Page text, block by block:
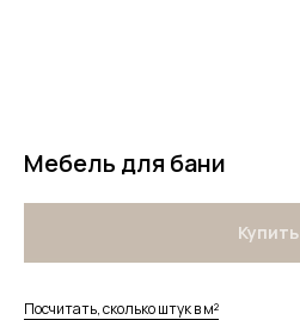
Мебель для бани
Купить
Посчитать, сколько штук в м²